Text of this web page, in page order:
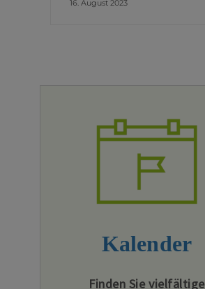
16. August 2023
Kalender
Finden Sie vielfältige